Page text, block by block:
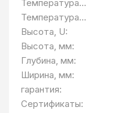
конструктивно:
портов (различные
медных,
включая
панели), наличию/
экранирования,
(настенные, под
параметрам.
Температура
монтажа:
Температура
хранения:
Высота, U:
Высота, мм:
Глубина, мм:
Ширина, мм:
гарантия:
Сертификаты: